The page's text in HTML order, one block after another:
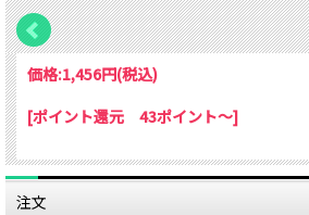
価格:1,456円(税込)
[ポイント還元 43ポイント～]
注文